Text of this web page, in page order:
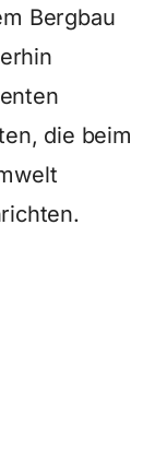
Bergbau
die beim